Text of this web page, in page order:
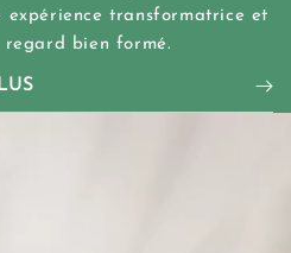
expérience transformatrice et
regard bien formé.